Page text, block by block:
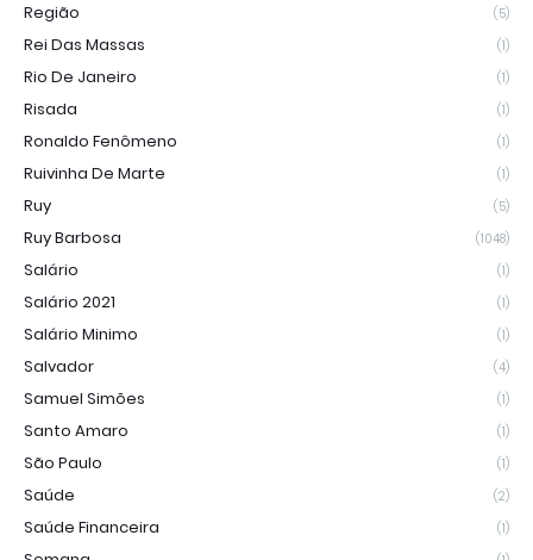
Região (5)
Rei Das Massas (1)
Rio De Janeiro (1)
Risada (1)
Ronaldo Fenômeno (1)
Ruivinha De Marte (1)
Ruy (5)
Ruy Barbosa (1048)
Salário (1)
Salário 2021 (1)
Salário Minimo (1)
Salvador (4)
Samuel Simões (1)
Santo Amaro (1)
São Paulo (1)
Saúde (2)
Saúde Financeira (1)